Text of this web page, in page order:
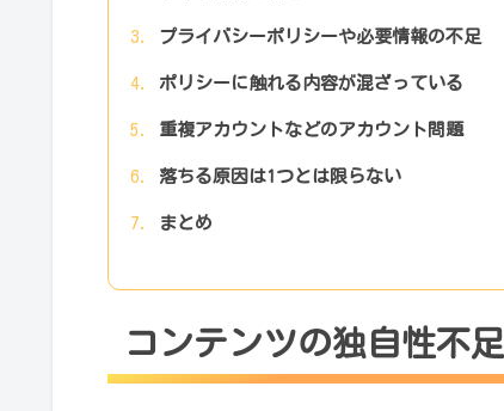
プライバシーポリシーや必要情報の不足
ポリシーに触れる内容が混ざっている
重複アカウントなどのアカウント問題
落ちる原因は1つとは限らない
まとめ
コンテンツの独自性不足